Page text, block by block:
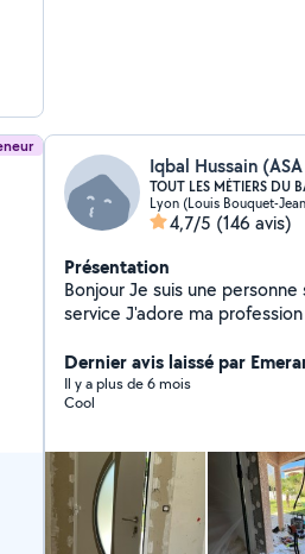
TOUT LES MÉTIERS DU
Lyon (Louis Bouquet-
4,7/5 (146 avis)
Présentation
Bonjour Je suis une
service J'adore ma profession qui englobe TOUS les
depuis plus de 20 ans En passant par les choses les
plus simples aux plus
entière satisfaction et bien plus
meubles en tout genre,
vidéo ainsi que l'aquariophilie Au plaisir de vous
connaître
Dernier avis laissé par
Il y a plus de 6 mois
Cool